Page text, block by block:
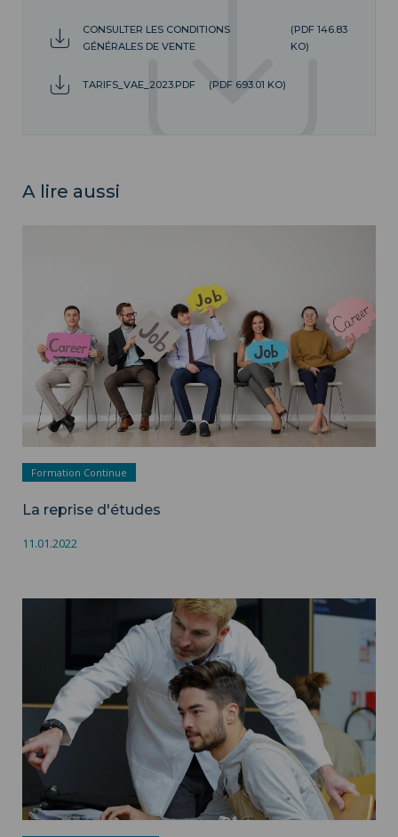
CONSULTER LES CONDITIONS
GÉNÉRALES DE VENTE
(PDF 146.83
KO)
TARIFS_VAE_2023.PDF (PDF 693.01 KO)
A lire aussi
Formation Continue
La reprise d'études
11.01.2022
La formation en alternance ">